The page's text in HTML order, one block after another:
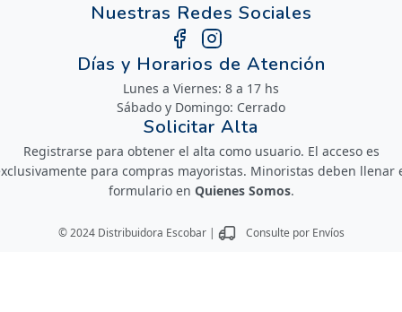
Nuestras Redes Sociales
Días y Horarios de Atención
Lunes a Viernes: 8 a 17 hs
Sábado y Domingo: Cerrado
Solicitar Alta
Registrarse para obtener el alta como usuario. El acceso es
para compras mayoristas. Minoristas deben llenar
formulario en Quienes Somos.
© 2024 Distribuidora Escobar | Consulte por Envíos